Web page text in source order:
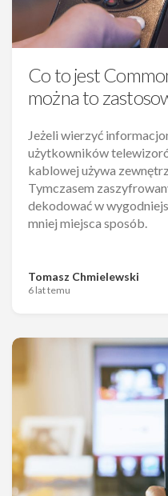
Co to jest
można to
Jeżeli wierzyć
użytkowników
kablowej używa
Tymczasem
dekodować w
mniej miejsca sposób.
Tomasz Chmielewski
6 lat temu